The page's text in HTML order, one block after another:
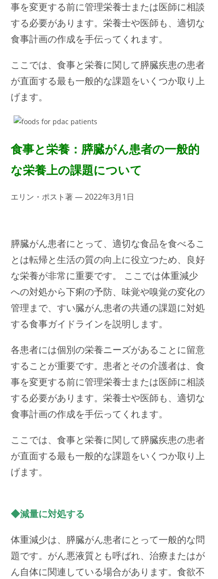
事を変更する前に管理栄養士または医師に相談
する必要があります。栄養士や医師も、適切な
食事計画の作成を手伝ってくれます。
ここでは、食事と栄養に関して膵臓疾患の患者
が直面する最も一般的な課題をいくつか取り上
げます。
食事と栄養：膵臓がん患者の一般的
な栄養上の課題について
エリン・ポスト著 — 2022年3月1日
膵臓がん患者にとって、適切な食品を食べるこ
とは転帰と生活の質の向上に役立つため、良好
な栄養が非常に重要です。 ここでは体重減少
への対処から下痢の予防、味覚や嗅覚の変化の
管理まで、すい臓がん患者の共通の課題に対処
する食事ガイドラインを説明します。
各患者には個別の栄養ニーズがあることに留意
することが重要です。患者とその介護者は、食
事を変更する前に管理栄養士または医師に相談
する必要があります。栄養士や医師も、適切な
食事計画の作成を手伝ってくれます。
ここでは、食事と栄養に関して膵臓疾患の患者
が直面する最も一般的な課題をいくつか取り上
げます。
◆減量に対処する
体重減少は、膵臓がん患者にとって一般的な問
題です。がん悪液質とも呼ばれ、治療またはが
ん自体に関連している場合があります。食欲不